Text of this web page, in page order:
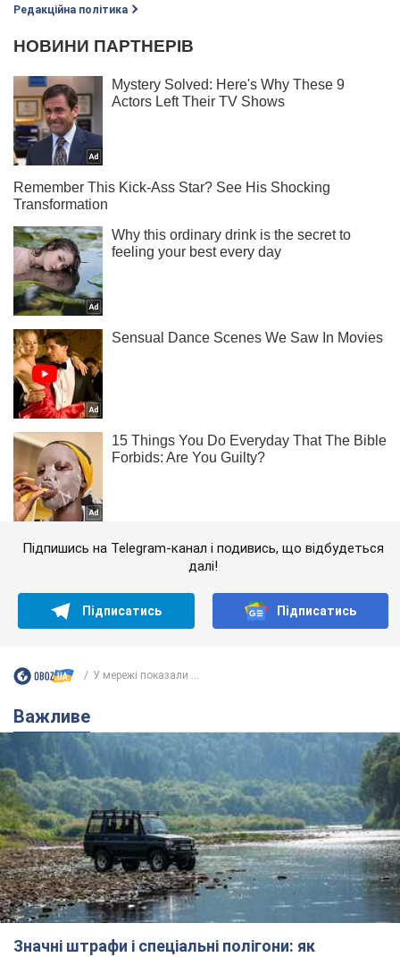
Редакційна політика
Підпишись на Telegram-канал і подивись, що відбудеться
далі!
Підписатись Підписатись
У мережі показали ...
Важливе
Значні штрафи і спеціальні полігони: як